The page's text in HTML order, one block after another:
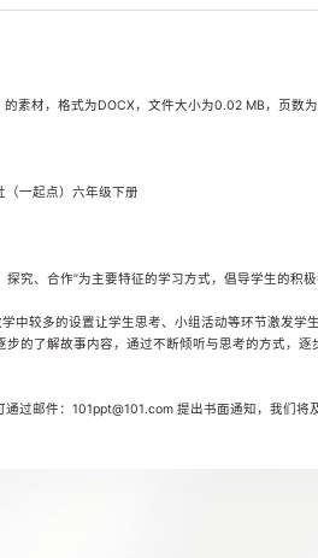
素材，格式为DOCX，文件大小为0.02 MB，页数
（一起点）六年级下册
探究、合作”为主要特征的学习方式，倡导学生的
中较多的设置让学生思考、小组活动等环节激发
步的了解故事内容，通过不断倾听与思考的方式，
过邮件：101ppt@101.com 提出书面通知，我们将